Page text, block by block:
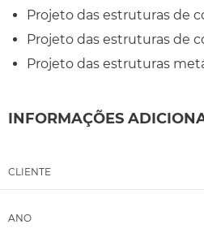
Projeto das estruturas de
Projeto das estruturas de
Projeto das estruturas
INFORMAÇÕES
CLIENTE
ANO